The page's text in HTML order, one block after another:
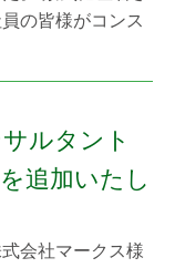
の皆様がコンス
できるための取
ルタント
追加いたし
会社マークス様